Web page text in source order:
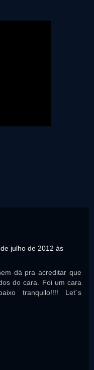
julho de 2012 às
dá pra acreditar que
do cara. Foi um cara
tranquilo!!!! Let´s